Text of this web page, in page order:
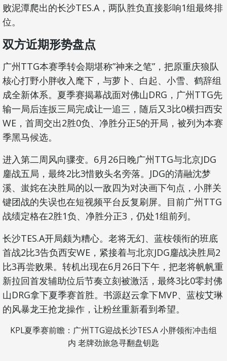
败泥潭爬出的长沙TES.A，两队胜负直接影响1组最终排
位。
双方近期形势盘点
广州TTG本赛季转会期堪称”神来之笔”，把原重庆狼队
核心打野小胖收入麾下，与萝卜、白起、小雪、鹤辞组
成全新体系。夏季赛揭幕战面对佛山DRG，广州TTG先
输一局后连扳三局完成让一追三，随后又3比0横扫西安
WE，首周交出2胜0负、净胜分正5的开局，被列为本赛
季黑马候选。
进入第二周风向骤变。6月26日晚广州TTG与北京JDG
鏖战五局，最终2比3惜败头名旁落。JDG的清融沈梦
溪、蚩姹在决胜局的以一敌四为对决画下句点，小胖关
键团战的失误也在短视频平台反复刷屏。目前广州TTG
战绩定格在2胜1负、净胜分正3，仍处1组前列。
长沙TES.A开局颇为糟心。老将无幻、蓝桉领衔的班底
首战2比3告负西安WE，紧接着与北京JDG鏖战决胜局2
比3再尝败果。转机出现在6月26日下午，把老将帆帆重
新拉回首发辅助位后节奏立刻被激活，最终3比0零封佛
山DRG拿下夏季赛首胜。书源赵云拿下MVP、蓝桉艾琳
的风暴龙王抢龙操作，让粉丝重新看到希望。
KPL夏季赛前瞻：广州TTG迎战长沙TES.A 小胖领衔冲击组
内 老牌劲旅急寻翻盘钥匙